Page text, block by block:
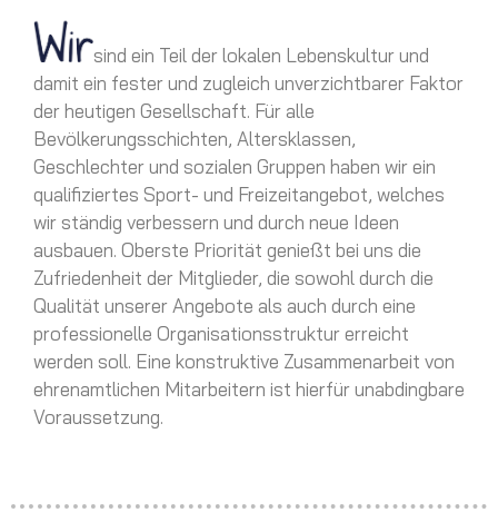
sind ein Teil der lokalen Lebenskultur und
damit ein fester und zugleich unverzichtbarer Faktor
der heutigen Gesellschaft. Für alle
Bevölkerungsschichten, Altersklassen,
Geschlechter und sozialen Gruppen haben wir ein
qualifiziertes Sport- und Freizeitangebot, welches
wir ständig verbessern und durch neue Ideen
ausbauen. Oberste Priorität genießt bei uns die
Zufriedenheit der Mitglieder, die sowohl durch die
Qualität unserer Angebote als auch durch eine
professionelle Organisationsstruktur erreicht
werden soll. Eine konstruktive Zusammenarbeit von
ehrenamtlichen Mitarbeitern ist hierfür unabdingbare
Voraussetzung.